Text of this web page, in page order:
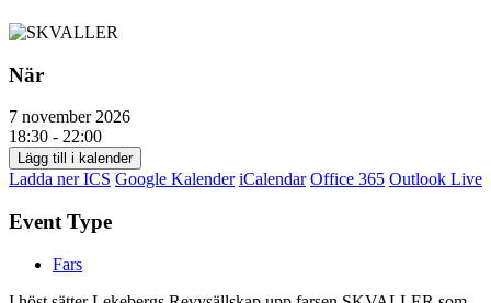
När
7 november 2026
18:30 - 22:00
Lägg till i kalender
Ladda ner ICS Google Kalender iCalendar Office 365 Outlook Live
Event Type
Fars